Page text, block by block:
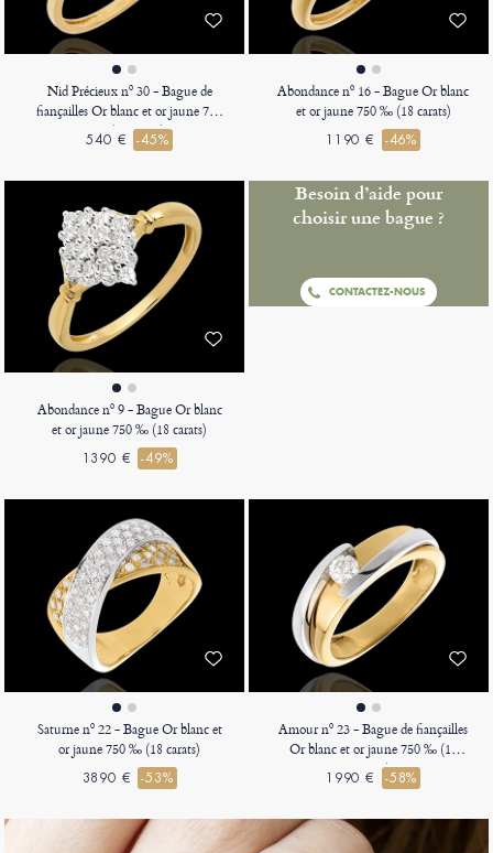
Nid Précieux nº 30 - Bague de
fiançailles Or blanc et or jaune 750
‰ (18 carats)
540 € -45%
Abondance nº 16 - Bague Or blanc
et or jaune 750 ‰ (18 carats)
1190 € -46%
Abondance nº 9 - Bague Or blanc
et or jaune 750 ‰ (18 carats)
1390 € -49%
Besoin d’aide pour
choisir une bague ?
CONTACTEZ-NOUS
Saturne nº 22 - Bague Or blanc et
or jaune 750 ‰ (18 carats)
3890 € -53%
Amour nº 23 - Bague de fiançailles
Or blanc et or jaune 750 ‰ (18
carats)
1990 € -58%